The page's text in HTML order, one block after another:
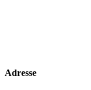
Adresse